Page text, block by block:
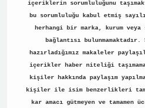
içeriklerin sorumluluğunu
bu sorumluluğu kabul etmiş
herhangi bir marka, kurum
bağlantısı
hazırladığımız makaleler
içerikler haber niteliği
kişiler hakkında paylaşım
kişiler ile isim benzerlikleri
kar amacı gütmeyen ve